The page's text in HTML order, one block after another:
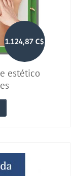
1.124,87 C$
estético